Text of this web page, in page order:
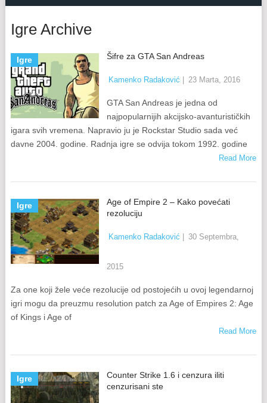
Igre Archive
Igre Šifre za GTA San Andreas
Kamenko Radaković 23 Marta, 2016
GTA San Andreas je jedna od
najpopularnijih akcijsko-avanturističkih
igara svih vremena. Napravio ju je Rockstar Studio sada već
davne 2004. godine. Radnja igre se odvija tokom 1992. godine
Read More
Igre
Age of Empire 2 – Kako povećati
rezoluciju
Kamenko Radaković 30 Septembra,
2015
Za one koji žele veće rezolucije od postojećih u ovoj legendarnoj
igri mogu da preuzmu resolution patch za Age of Empires 2: Age
of Kings i Age of
Read More
Igre
Counter Strike 1.6 i cenzura iliti
cenzurisani ste